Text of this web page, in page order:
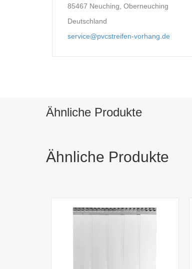
85467 Neuching, Oberneuching
Deutschland
service@pvcstreifen-vorhang.de
Ähnliche Produkte
Ähnliche Produkte